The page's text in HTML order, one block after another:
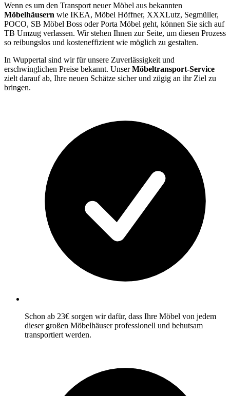
Wenn es um den Transport neuer Möbel aus bekannten
Möbelhäusern wie IKEA, Möbel Höffner, XXXLutz, Segmüller,
POCO, SB Möbel Boss oder Porta Möbel geht, können Sie sich auf
TB Umzug verlassen. Wir stehen Ihnen zur Seite, um diesen Prozess
so reibungslos und kosteneffizient wie möglich zu gestalten.
In Wuppertal sind wir für unsere Zuverlässigkeit und
erschwinglichen Preise bekannt. UnserMöbeltransport-Service
zielt darauf ab, Ihre neuen Schätze sicher und zügig an ihr Ziel zu
bringen.
Schon ab 23€ sorgen wir dafür, dass Ihre Möbel von jedem
dieser großen Möbelhäuser professionell und behutsam
transportiert werden.